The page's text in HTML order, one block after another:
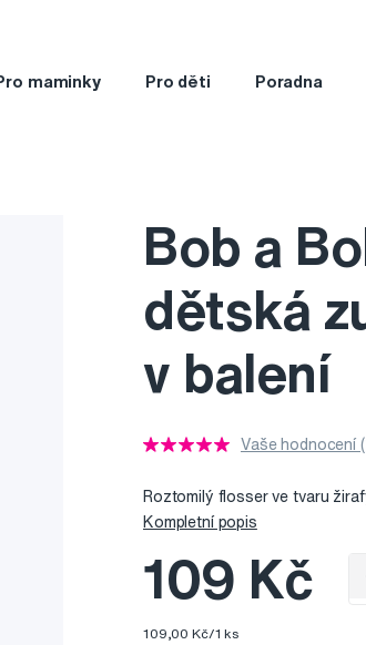
maminky Pro děti Poradna
Bob a
dětská
v balení
Vaše hodnocení
Roztomilý flosser ve tvaru
Kompletní popis
109 Kč
109,00 Kč/1 ks